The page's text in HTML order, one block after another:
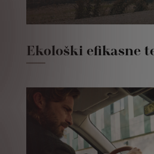
Ekološki efikasne